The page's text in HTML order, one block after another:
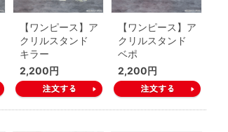
【ワンピース】ア
クリルスタンド
キラー
2,200円
【ワンピース】ア
クリルスタンド
ベポ
2,200円